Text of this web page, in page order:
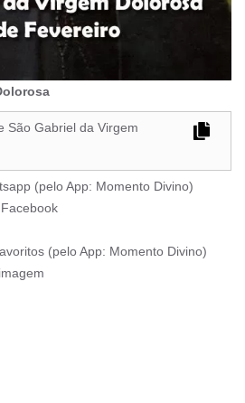
São Gabriel da Virgem
(pelo App: Momento Divino)
(pelo App: Momento Divino)